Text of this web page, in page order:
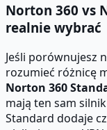
Norton 360 vs
realnie wybrać
Jeśli porównujesz
rozumieć różnicę
Norton 360
mają ten sam
Standard dodaje